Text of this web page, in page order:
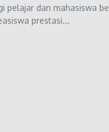
pelajar dan mahasiswa
prestasi...